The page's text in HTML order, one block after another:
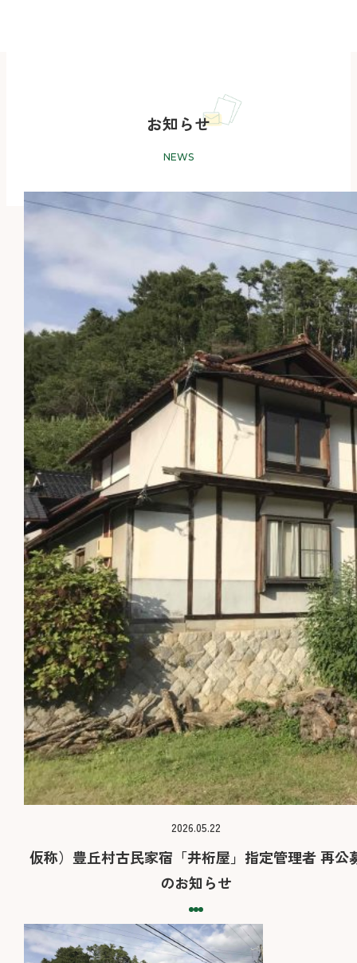
お知らせ
NEWS
2026.05.22
仮称）豊丘村古民家宿「井桁屋」指定管理者 再公
のお知らせ